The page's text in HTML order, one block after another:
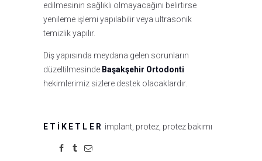
edilmesinin sağlıklı olmayacağını belirtirse
yenileme işlemi yapılabilir veya ultrasonik
temizlik yapılır.
Diş yapısında meydana gelen sorunların
düzeltilmesinde Başakşehir Ortodonti
hekimlerimiz sizlere destek olacaklardır.
ETIKETLER implant, protez, protez bakımı